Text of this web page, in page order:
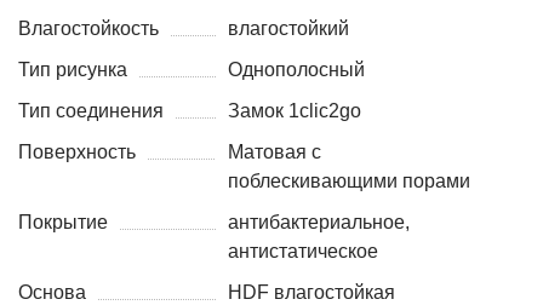
Влагостойкость
влагостойкий
Тип рисунка
Однополосный
Тип соединения
Замок 1clic2go
Поверхность
Матовая с
поблескивающими порами
Покрытие
антибактериальное,
антистатическое
Основа
HDF влагостойкая